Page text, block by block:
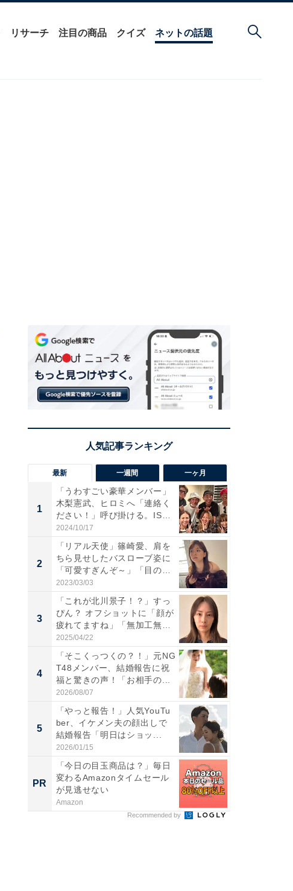
リサーチ 注目の商品 クイズ ネットの話題
最新 一週間 一ヶ月
1
「うわすごい豪華メンバー」
木梨憲武、ヒロミへ「連絡く
ださい！」呼び掛ける。IS
S...
2024/10/17
2
「リアル天使」篠崎愛、肩を
ちら見せしたバスローブ姿に
「可愛すぎんぞ～」「目の表
情...
2023/03/03
3
「これが北川景子！？」すっ
ぴん？ オフショットに「顔が
疲れてますね」「無加工無
表...
2025/04/22
4
「そこくっつくの？！」元NG
T48メンバー、結婚報告に祝
福と驚きの声！「お相手の...
2026/08/07
5
「やっと報告！」人気YouTu
ber、イケメン夫の顔出しで
結婚報告「明日はショッ...
2026/01/15
PR
「今日の目玉商品は？」毎日
変わるAmazonタイムセール
が見逃せない
Amazon
Recommended by